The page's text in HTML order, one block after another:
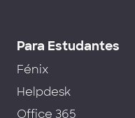
Para Estudantes
Fénix
Helpdesk
Office 365